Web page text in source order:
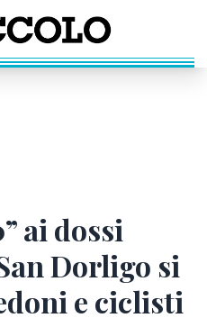
ai dossi
Dorligo si
e ciclisti